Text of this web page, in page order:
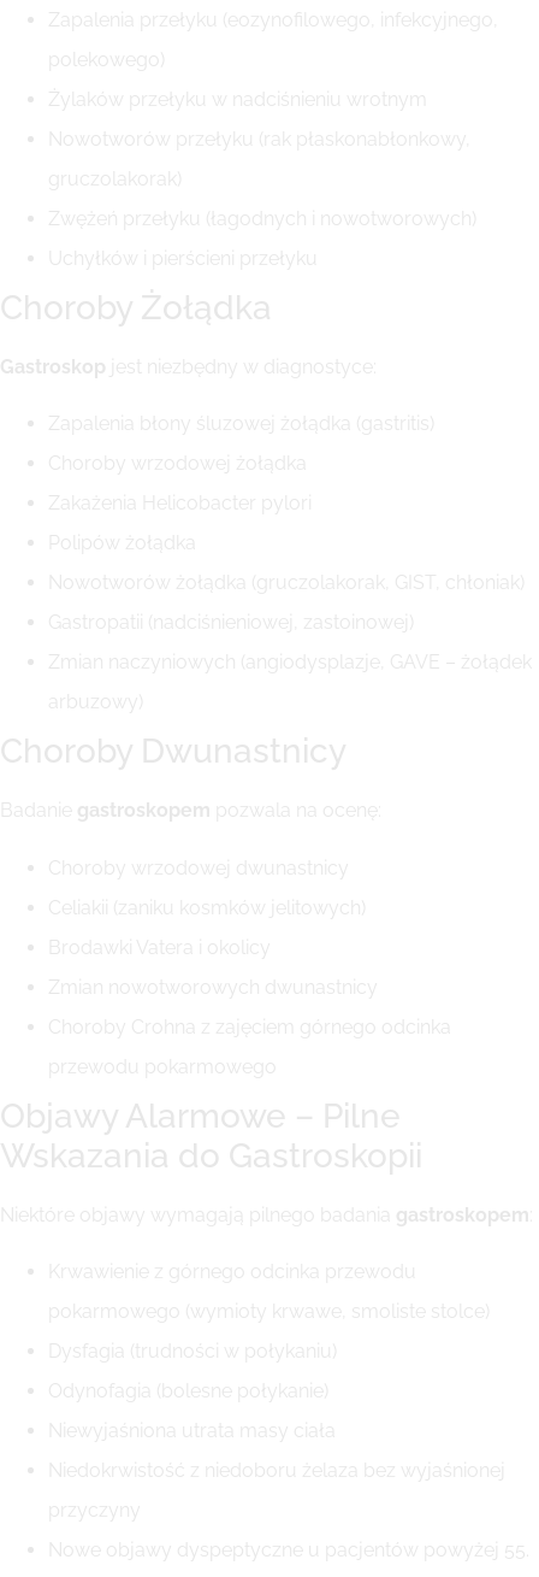
Zapalenia przełyku (eozynofilowego, infekcyjnego,
polekowego)
Żylaków przełyku w nadciśnieniu wrotnym
Nowotworów przełyku (rak płaskonabłonkowy,
gruczolakorak)
Zwężeń przełyku (łagodnych i nowotworowych)
Uchyłków i pierścieni przełyku
Choroby Żołądka
Gastroskop jest niezbędny w diagnostyce:
Zapalenia błony śluzowej żołądka (gastritis)
Choroby wrzodowej żołądka
Zakażenia Helicobacter pylori
Polipów żołądka
Nowotworów żołądka (gruczolakorak, GIST, chłoniak)
Gastropatii (nadciśnieniowej, zastoinowej)
Zmian naczyniowych (angiodysplazje, GAVE – żołądek
arbuzowy)
Choroby Dwunastnicy
Badanie gastroskopem pozwala na ocenę:
Choroby wrzodowej dwunastnicy
Celiakii (zaniku kosmków jelitowych)
Brodawki Vatera i okolicy
Zmian nowotworowych dwunastnicy
Choroby Crohna z zajęciem górnego odcinka
przewodu pokarmowego
Objawy Alarmowe – Pilne
Wskazania do Gastroskopii
Niektóre objawy wymagają pilnego badania gastroskopem
Krwawienie z górnego odcinka przewodu
pokarmowego (wymioty krwawe, smoliste stolce)
Dysfagia (trudności w połykaniu)
Odynofagia (bolesne połykanie)
Niewyjaśniona utrata masy ciała
Niedokrwistość z niedoboru żelaza bez wyjaśnionej
przyczyny
Nowe objawy dyspeptyczne u pacjentów powyżej 55.